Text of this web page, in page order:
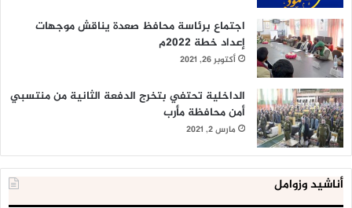
اجتماع برئاسة محافظ صعدة يناقش موجهات
إعداد خطة 2022م
أكتوبر 26, 2021
الداخلية تحتفي بتخرج الدفعة الثانية من منتسبي
أمن محافظة مأرب
مارس 2, 2021
أناشيد وزوامل